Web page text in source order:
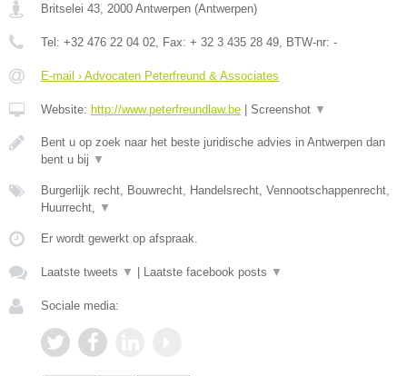
Britselei 43, 2000 Antwerpen (Antwerpen)
Tel: +32 476 22 04 02, Fax: + 32 3 435 28 49, BTW-nr: -
E-mail › Advocaten Peterfreund & Associates
Website: http://www.peterfreundlaw.be Screenshot ▼
Bent u op zoek naar het beste juridische advies in Antwerpen dan
bent u bij ▼
Burgerlijk recht, Bouwrecht, Handelsrecht, Vennootschappenrecht,
Huurrecht, ▼
Er wordt gewerkt op afspraak.
Laatste tweets ▼ Laatste facebook posts ▼
Sociale media: